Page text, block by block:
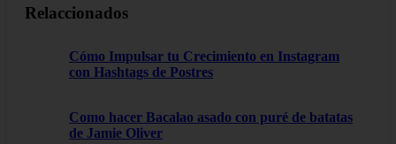
Relaccionados
Cómo Impulsar tu Crecimiento en Instagram
con Hashtags de Postres
Como hacer Bacalao asado con puré de batatas
de Jamie Oliver